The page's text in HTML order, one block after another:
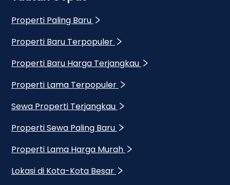
Properti Paling Baru
Properti Baru Terpopuler
Properti Baru Harga Terjangkau
Properti Lama Terpopuler
Sewa Properti Terjangkau
Properti Sewa Paling Baru
Properti Lama Harga Murah
Lokasi di Kota-Kota Besar